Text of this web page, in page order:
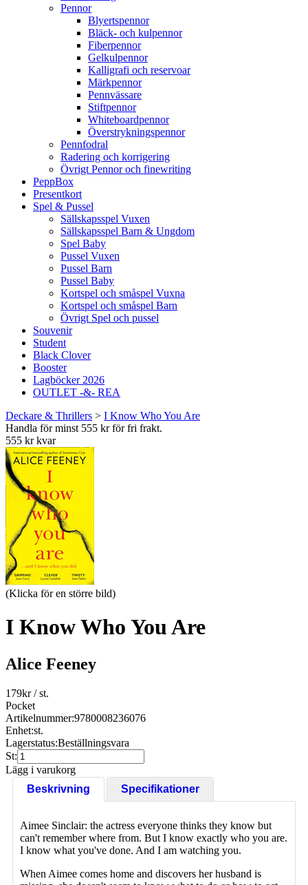
Pennor
Blyertspennor
Bläck- och kulpennor
Fiberpennor
Gelkulpennor
Kalligrafi och reservoar
Märkpennor
Pennvässare
Stiftpennor
Whiteboardpennor
Överstrykningspennor
Pennfodral
Radering och korrigering
Övrigt Pennor och finewriting
PeppBox
Presentkort
Spel & Pussel
Sällskapsspel Vuxen
Sällskapsspel Barn & Ungdom
Spel Baby
Pussel Vuxen
Pussel Barn
Pussel Baby
Kortspel och småspel Vuxna
Kortspel och småspel Barn
Övrigt Spel och pussel
Souvenir
Student
Black Clover
Booster
Lagböcker 2026
OUTLET -&- REA
Deckare & Thrillers > I Know Who You Are
Handla för minst 555 kr för fri frakt.
555 kr kvar
(Klicka för en större bild)
I Know Who You Are
Alice Feeney
179kr/ st.
Pocket
Artikelnummer:9780008236076
Enhet:st.
Lagerstatus:Beställningsvara
St:
Lägg i varukorg
Beskrivning
Specifikationer
Aimee Sinclair: the actress everyone thinks they know but
can't remember where from. But I know exactly who you are.
I know what you've done. And I am watching you.
When Aimee comes home and discovers her husband is